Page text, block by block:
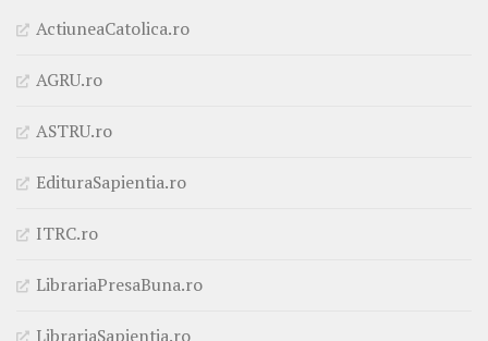
ActiuneaCatolica.ro
AGRU.ro
ASTRU.ro
EdituraSapientia.ro
ITRC.ro
LibrariaPresaBuna.ro
LibrariaSapientia.ro